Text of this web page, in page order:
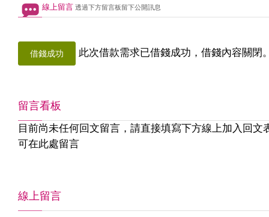
線上留言 透過下方留言板留下公開訊息
借錢成功 此次借款需求已借錢成功，借錢內容關閉
留言看板
目前尚未任何回文留言，請直接填寫下方線上加入回文
可在此處留言
線上留言